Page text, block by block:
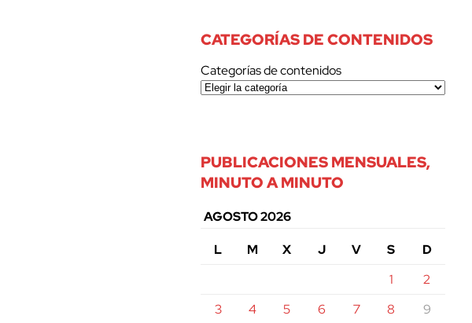
CATEGORÍAS DE CONTENIDOS
Categorías de contenidos
PUBLICACIONES MENSUALES,
MINUTO A MINUTO
AGOSTO 2026
L
M X J V S
D
1
2
3
4 5 6 7 8
9